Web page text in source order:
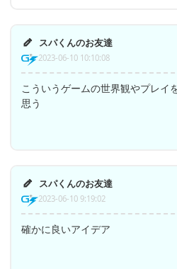
スパくんのお友達
2023-06-10 10:10:08
こういうゲームの世界観やプレイ
思う
スパくんのお友達
2023-06-10 9:19:02
確かに良いアイデア